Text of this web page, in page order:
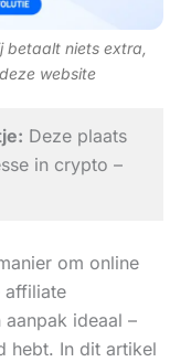
betaalt niets extra,
website
Deze plaats
in crypto –
om online
affiliate
ideaal –
hebt. In dit artikel